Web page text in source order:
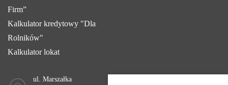
Firm”
Kalkulator kredytowy "Dla
Rolników"
Kalkulator lokat
ul. Marszałka